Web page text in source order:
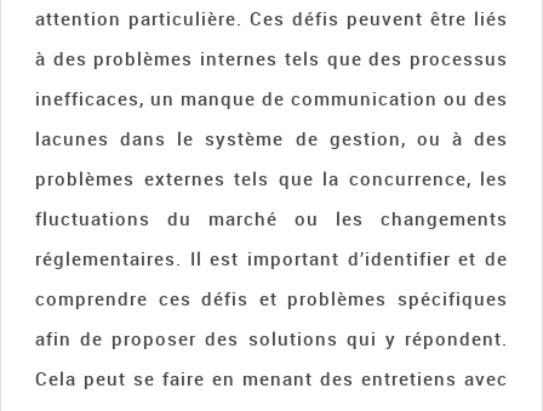
attention particulière. Ces défis peuvent être liés
à des problèmes internes tels que des processus
inefficaces, un manque de communication ou des
lacunes dans le système de gestion, ou à des
problèmes externes tels que la concurrence, les
fluctuations du marché ou les changements
réglementaires. Il est important d’identifier et de
comprendre ces défis et problèmes spécifiques
afin de proposer des solutions qui y répondent.
Cela peut se faire en menant des entretiens avec